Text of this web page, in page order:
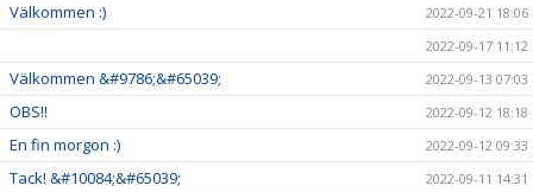
Välkommen :)
2022-09-21 18:06
2022-09-17 11:12
Välkommen &#9786;&#65039; 2022-09-13 07:03
OBS!! 2022-09-12 18:18
En fin morgon :) 2022-09-12 09:33
Tack! &#10084;&#65039; 2022-09-11 14:31